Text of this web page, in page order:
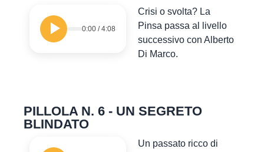
0:00 /4:08
Crisi o svolta? La
Pinsa passa al livello
successivo con Alberto
Di Marco.
PILLOLA N. 6 - UN SEGRETO
BLINDATO
Un passato ricco di